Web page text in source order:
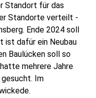
Standort für das
Standorte verteilt -
Ende 2024 soll
ist dafür ein Neubau
Baulücken soll so
mehrere Jahre
Im